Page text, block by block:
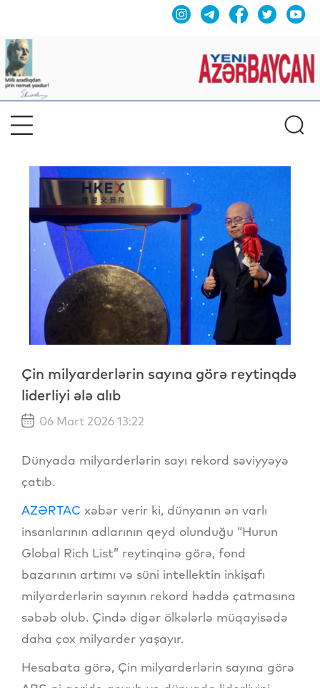
Çin milyarderlərin sayına görə reytinqdə
liderliyi ələ alıb
06 Mart 2026 13:22
Dünyada milyarderlərin sayı rekord səviyyəyə
çatıb.
AZƏRTAC xəbər verir ki, dünyanın ən varlı
insanlarının adlarının qeyd olunduğu “Hurun
Global Rich List” reytinqinə görə, fond
bazarının artımı və süni intellektin inkişafı
milyarderlərin sayının rekord həddə çatmasına
səbəb olub. Çində digər ölkələrlə müqayisədə
daha çox milyarder yaşayır.
Hesabata görə, Çin milyarderlərin sayına görə